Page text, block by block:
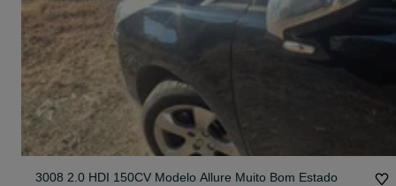
3008 2.0 HDI 150CV Modelo Allure Muito Bom Estado